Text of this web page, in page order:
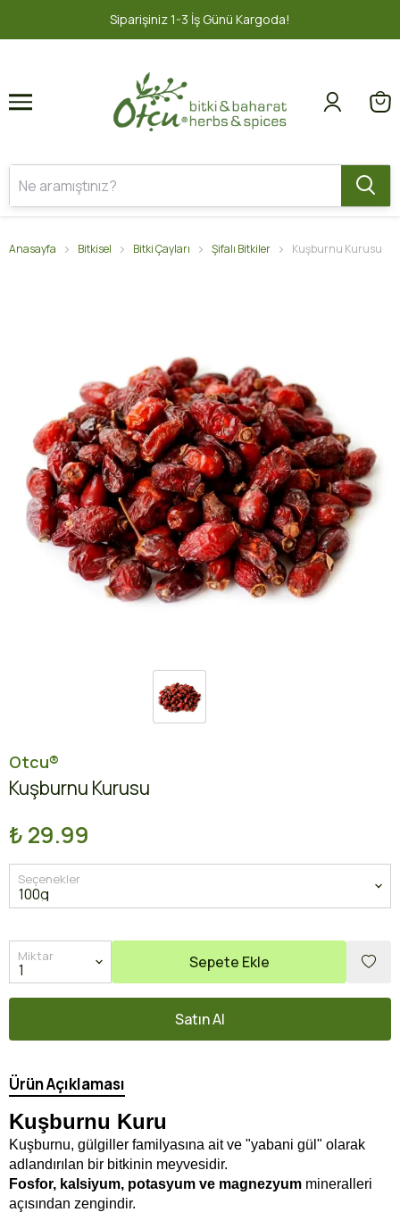
İş Günü Kargoda! 1 2
Anasayfa Bitkisel Bitki Çayları Şifalı Bitkiler Kuşburnu Kurusu
Otcu®
Kuşburnu Kurusu
₺ 29.99
Seçenekler
Miktar Sepete Ekle
Satın Al
Ürün Açıklaması
Kuşburnu Kuru
Kuşburnu, gülgiller familyasına ait ve "yabani gül" olarak
adlandırılan bir bitkinin meyvesidir.
Fosfor, kalsiyum, potasyum ve magnezyum mineralleri
açısından zengindir.